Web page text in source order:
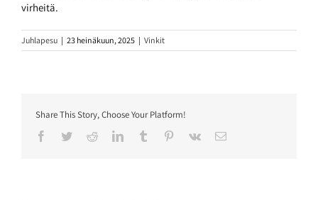
virheitä.
Juhlapesu | 23 heinäkuun, 2025 | Vinkit
Share This Story, Choose Your Platform!
Facebook
TwitterRedditLinkedInTumblr Pinterest
Vk Sähköposti